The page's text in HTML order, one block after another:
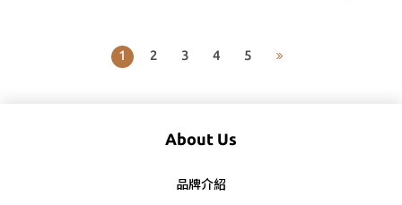
1 2 3 4 5
About Us
品牌介紹